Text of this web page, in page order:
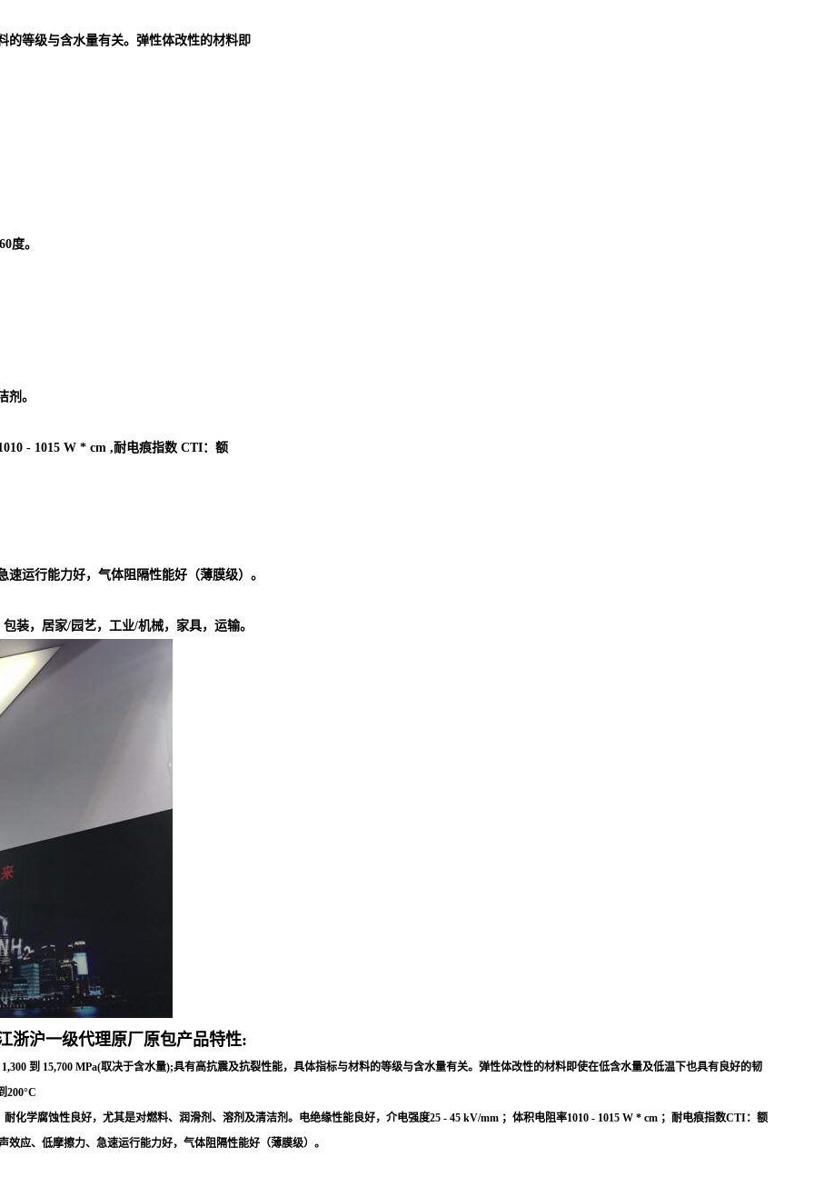
的等级与含水量有关。弹性体改性的材料即
度。
剂。
- 1015 W * cm ,耐电痕指数 CTI：额
运行能力好，气体阻隔性能好（薄膜级）。
装，居家/园艺，工业/机械，家具，运输。
浙沪一级代理原厂原包产品特性:
到 15,700 MPa(取决于含水量);具有高抗震及抗裂性能，具体指标与材料的等级与含水量有关。弹性体改性的材料即使在低含水量及低温下也具有良好的韧
200°C
化学腐蚀性良好，尤其是对燃料、润滑剂、溶剂及清洁剂。电绝缘性能良好，介电强度25 - 45 kV/mm ；体积电阻率1010 - 1015 W * cm ；耐电痕指数CTI：额
应、低摩擦力、急速运行能力好，气体阻隔性能好（薄膜级）。